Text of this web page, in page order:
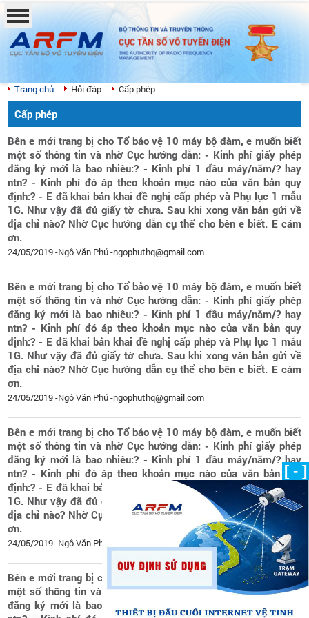
BỘ THÔNG TIN VÀ TRUYỀN THÔNG
CỤC TẦN SỐ VÔ TUYẾN ĐIỆN
THE AUTHORITY OF RADIO FREQUENCY
MANAGEMENT
Trang chủ Hỏi đáp Cấp phép
Cấp phép
Bên e mới trang bị cho Tổ bảo vệ 10 máy bộ đàm, e muốn biết
một số thông tin và nhờ Cục hướng dẫn: - Kinh phí giấy phép
đăng ký mới là bao nhiêu:? - Kinh phí 1 đầu máy/năm/? hay
ntn? - Kinh phí đó áp theo khoản mục nào của văn bản quy
định:? - E đã khai bản khai đề nghị cấp phép và Phụ lục 1 mẫu
1G. Như vậy đã đủ giấy tờ chưa. Sau khi xong văn bản gửi về
địa chỉ nào? Nhờ Cục hướng dẫn cụ thể cho bên e biết. E cám
ơn.
24/05/2019 -Ngô Văn Phú -ngophuthq@gmail.com
Bên e mới trang bị cho Tổ bảo vệ 10 máy bộ đàm, e muốn biết
một số thông tin và nhờ Cục hướng dẫn: - Kinh phí giấy phép
đăng ký mới là bao nhiêu:? - Kinh phí 1 đầu máy/năm/? hay
ntn? - Kinh phí đó áp theo khoản mục nào của văn bản quy
định:? - E đã khai bản khai đề nghị cấp phép và Phụ lục 1 mẫu
1G. Như vậy đã đủ giấy tờ chưa. Sau khi xong văn bản gửi về
địa chỉ nào? Nhờ Cục hướng dẫn cụ thể cho bên e biết. E cám
ơn.
24/05/2019 -Ngô Văn Phú -ngophuthq@gmail.com
Bên e mới trang bị cho Tổ bảo vệ 10 máy bộ đàm, e muốn biết
một số thông tin và nhờ Cục hướng dẫn: - Kinh phí giấy phép
đăng ký mới là bao nhiêu:? - Kinh phí 1 đầu máy/năm/? hay
ntn? - Kinh phí đó áp theo khoản mục nào của văn bản quy
định:? - E đã khai bản khai đề nghị cấp phép và Phụ lục 1 mẫu
1G. Như vậy đã đủ giấy tờ chưa. Sau khi xong văn bản gửi về
địa chỉ nào? Nhờ Cục hướng dẫn cụ thể cho bên e biết. E cám
ơn.
24/05/2019 -Ngô Văn Phú -ngophuthq@gmail.com
Bên e mới trang bị cho Tổ bảo vệ 10 máy bộ đàm, e muốn biết
một số thông tin và nhờ Cục hướng dẫn: - Kinh phí giấy phép
đăng ký mới là bao nhiêu:? - Kinh phí 1 đầu máy/năm/? hay
[ - ]